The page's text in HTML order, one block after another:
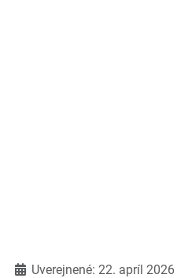
DetailyUverejnené: 22. apríl 2026